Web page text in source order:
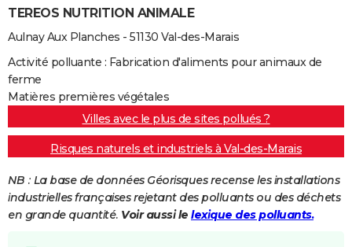
S'inscrire
Se connecter
Lycées
Collèges
Primaires
Universités
Entreprises
Service militaire
Avis de recherche
Bricolage
Lifestyle
Culture
Sport
Auto
Television
Voyage
Cinema
TEREOS NUTRITION ANIMALE
Aulnay Aux Planches - 51130 Val-des-Marais
Activité polluante : Fabrication d'aliments pour animaux de
ferme
Matières premières végétales
Villes avec le plus de sites pollués ?
Risques naturels et industriels à Val-des-Marais
NB : La base de données Géorisques recense les installations
industrielles françaises rejetant des polluants ou des déchets
en grande quantité. Voir aussi le lexique des polluants.